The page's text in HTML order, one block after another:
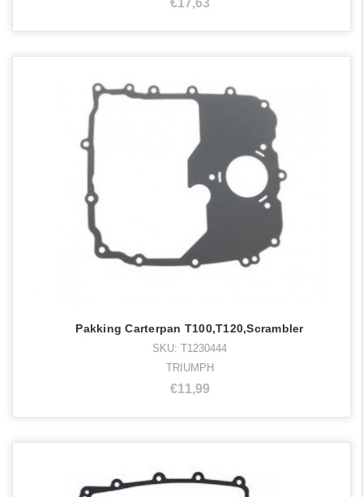
Pakking Carterpan T100,T120,Scrambler
SKU: T1230444
TRIUMPH
€11,99